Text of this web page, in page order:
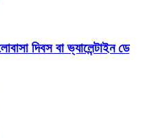
দিবস বা ভ্যালেন্টাইন ডে